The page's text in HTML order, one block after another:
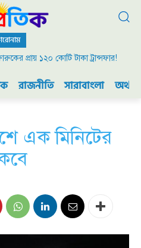
প্রায় ১২০ কোটি টাকা ট্রান্সফার!
রাজনীতি সারাবাংলা
এক মিনিটের